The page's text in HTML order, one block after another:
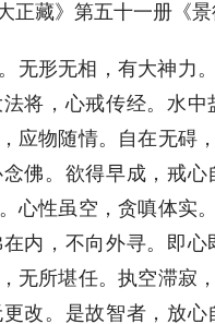
正藏》第五十一册《景
无形无相，有大神力
将，心戒传经。水
应物随情。自在无碍
佛。欲得早成，戒
心性虽空，贪嗔体实
内，不向外寻。即
无所堪任。执空滞寂
改。是故智者，放